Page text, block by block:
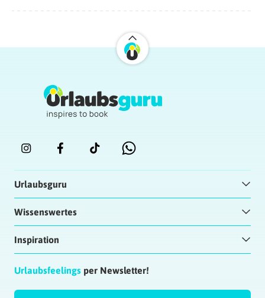
Urlaubsguru
Wissenswertes
Inspiration
Urlaubsfeelings per Newsletter!